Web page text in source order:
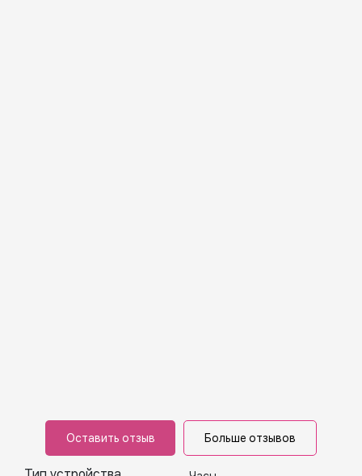
Оставить отзыв Больше отзывов